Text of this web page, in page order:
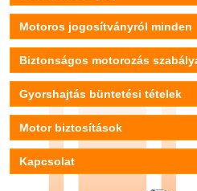
Motoros jogosítványról minden
Biztonságos motorozás
Gyorshajtás büntetési tételek
Motor biztosítások
Kapcsolat